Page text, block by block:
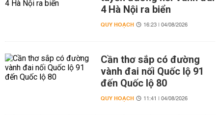
4 Hà Nội ra biển
QUY HOẠCH 16:23 | 04/08/2026
Cần thơ sắp có đường
vành đai nối Quốc lộ 91
đến Quốc lộ 80
QUY HOẠCH 11:41 | 04/08/2026